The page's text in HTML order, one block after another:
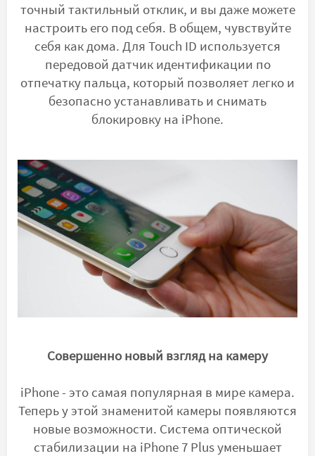
точный тактильный отклик, и вы даже можете
настроить его под себя. В общем, чувствуйте
себя как дома. Для Touch ID используется
передовой датчик идентификации по
отпечатку пальца, который позволяет легко и
безопасно устанавливать и снимать
блокировку на iPhone.
Совершенно новый взгляд на камеру
iPhone - это самая популярная в мире камера.
Теперь у этой знаменитой камеры появляются
новые возможности. Система оптической
стабилизации на iPhone 7 Plus уменьшает